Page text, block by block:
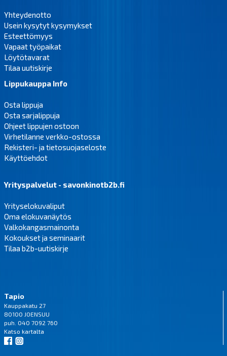
Yhteydenotto
Usein kysytyt kysymykset
Esteettömyys
Vapaat työpaikat
Löytötavarat
Tilaa uutiskirje
Lippukauppa Info
Osta lippuja
Osta sarjalippuja
Ohjeet lippujen ostoon
Virhetilanne verkko-ostossa
Rekisteri- ja tietosuojaseloste
Käyttöehdot
Yrityspalvelut - savonkinotb2b.fi
Yrityselokuvaliput
Oma elokuvanäytös
Valkokangasmainonta
Kokoukset ja seminaarit
Tilaa b2b-uutiskirje
Tapio
Kauppakatu 27
80100 JOENSUU
puh. 040 7092 760
Katso kartalta